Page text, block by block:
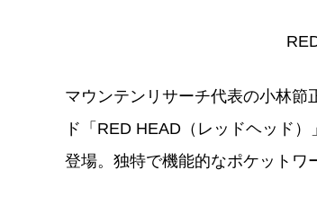
マウンテンリサーチ代表の小林
ド「RED HEAD（レッドヘッド
登場。独特で機能的なポケットワ